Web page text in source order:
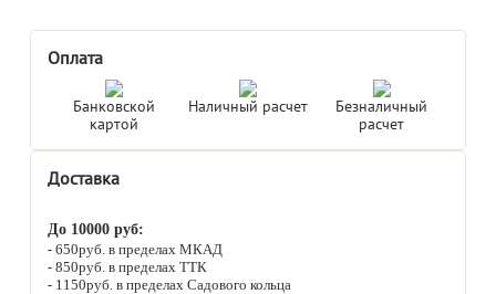
Оплата
Банковской
картой
Наличный расчет
Безналичный
расчет
Доставка
До 10000 руб:
650руб. в пределах МКАД
850руб. в пределах ТТК
1150руб. в пределах Садового кольца